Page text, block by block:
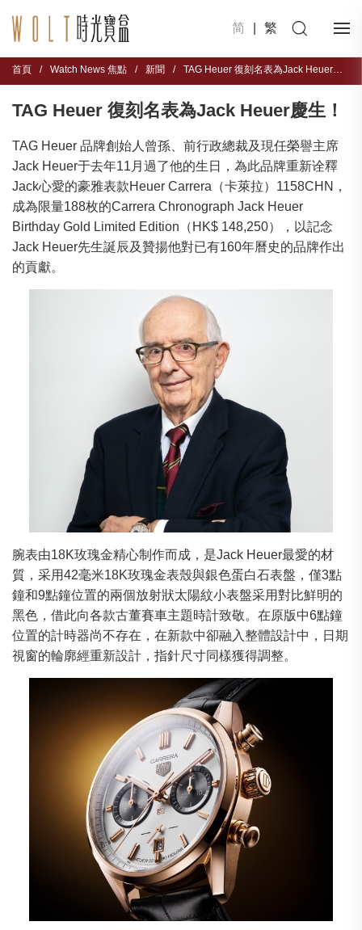
简 繁
首頁 / Watch News 焦點 / 新聞 / TAG Heuer 復刻名表為Jack Heuer慶生！
TAG Heuer 復刻名表為Jack Heuer慶生！
TAG Heuer 品牌創始人曾孫、前行政總裁及現任榮譽主席
Jack Heuer于去年11月過了他的生日，為此品牌重新诠釋
Jack心愛的豪雅表款Heuer Carrera（卡萊拉）1158CHN，
成為限量188枚的Carrera Chronograph Jack Heuer
Birthday Gold Limited Edition（HK$ 148,250），以記念
Jack Heuer先生誕辰及贊揚他對已有160年曆史的品牌作出
的貢獻。
腕表由18K玫瑰金精心制作而成，是Jack Heuer最愛的材
質，采用42毫米18K玫瑰金表殼與銀色蛋白石表盤，僅3點
鐘和9點鐘位置的兩個放射狀太陽紋小表盤采用對比鮮明的
黑色，借此向各款古董賽車主題時計致敬。在原版中6點鐘
位置的計時器尚不存在，在新款中卻融入整體設計中，日期
視窗的輪廓經重新設計，指針尺寸同樣獲得調整。